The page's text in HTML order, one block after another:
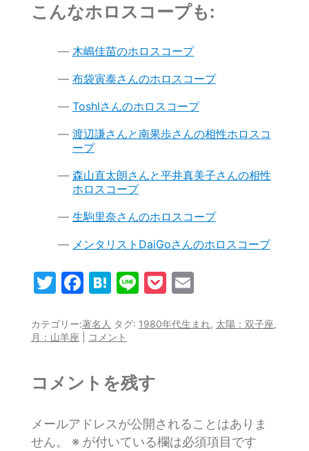
こんなホロスコープも:
木嶋佳苗のホロスコープ
布袋寅泰さんのホロスコープ
Toshlさんのホロスコープ
渡辺謙さんと南果歩さんの相性ホロスコ
ープ
森山直太朗さんと平井真美子さんの相性
ホロスコープ
生駒里奈さんのホロスコープ
メンタリストDaiGoさんのホロスコープ
T
itt
er
F
c
e
b
o
o
k
H
e
n
a
Li
e
P
c
E
ai
カテゴリー:著名人 タグ: 1980年代生まれ, 太陽：双子座,
月：山羊座
コメント
コメントを残す
メールアドレスが公開されることはありま
せん。
※が付いている欄は必須項目です